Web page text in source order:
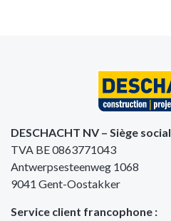
DESCHACHT NV – Siège social
TVA BE 0863771043
Antwerpsesteenweg 1068
9041 Gent-Oostakker
Service client francophone :